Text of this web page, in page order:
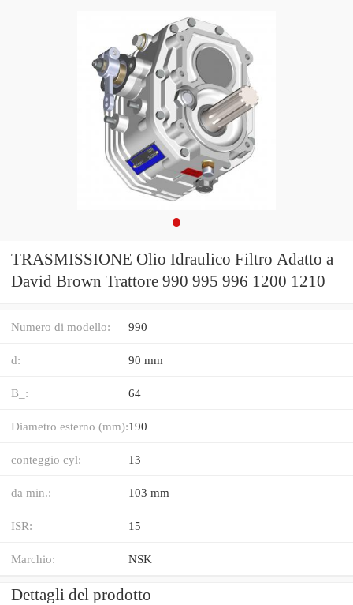
TRASMISSIONE Olio Idraulico Filtro Adatto a
David Brown Trattore 990 995 996 1200 1210
Numero di modello: 990
d: 90 mm
B_: 64
Diametro esterno (mm):190
conteggio cyl: 13
da min.: 103 mm
ISR: 15
Marchio: NSK
Dettagli del prodotto